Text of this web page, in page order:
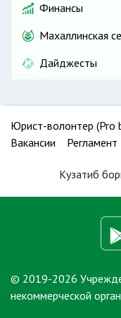
Финансы
Махаллинская
Дайджесты
Юрист-волонтер (Pro
Вакансии
Регламент
Кузатиб
© 2019-2026
некоммерческой